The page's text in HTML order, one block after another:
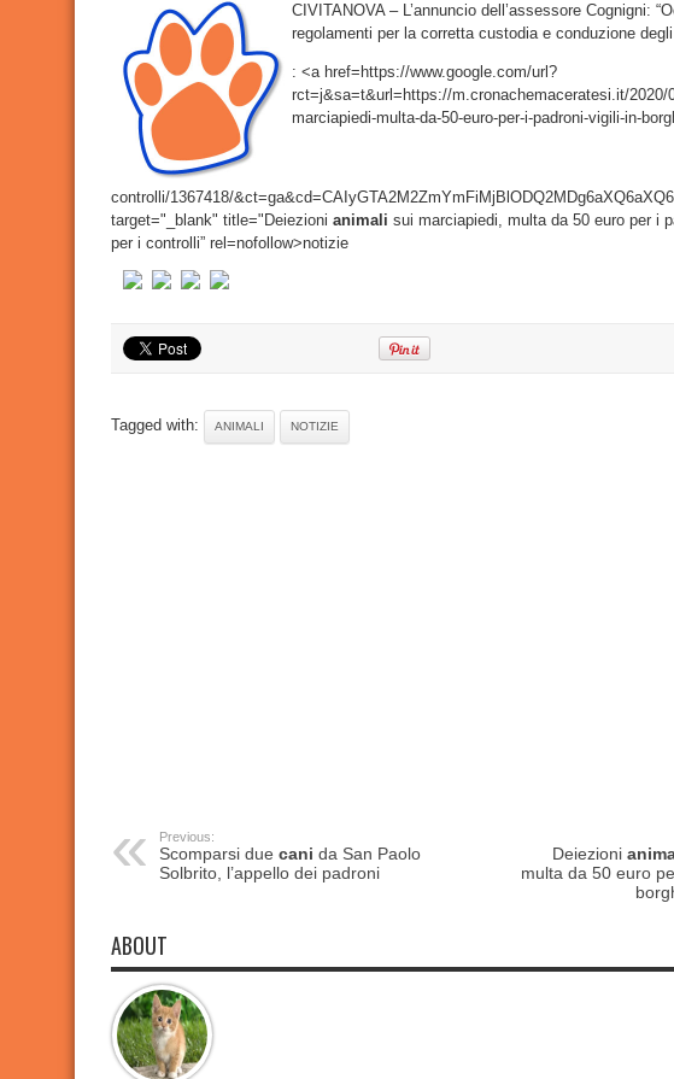
sui
marciapiedi,
multa
euro
per
i
padroni
controlli
CIVITANOVA – L’annuncio dell’assessore Cognigni:
regolamenti per la corretta custodia e conduzione degli
: <a href=https://www.google.com/url?
rct=j&sa=t&url=https://m.cronachemaceratesi.it/2020/
marciapiedi-multa-da-50-euro-per-i-padroni-vigili-in-
controlli/1367418/
target="_blank" title="Deiezioni animali sui marciapiedi, multa da 50 euro per i
per i controlli” rel=nofollow>notizie
Tagged with: ANIMALI NOTIZIE
Previous:
Scomparsi due cani da San Paolo
Solbrito, l’appello dei padroni
Deiezioni
multa da 50 euro
ABOUT